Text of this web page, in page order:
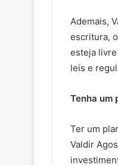
Ademais,
escritura,
esteja
leis e
Tenha um
Ter um
Valdir